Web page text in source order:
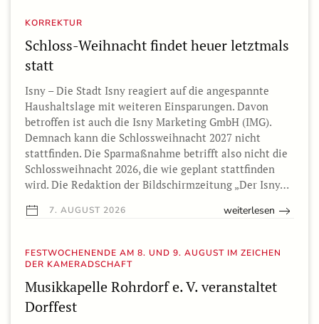
KORREKTUR
Schloss-Weihnacht findet heuer letztmals
statt
Isny – Die Stadt Isny reagiert auf die angespannte
Haushaltslage mit weiteren Einsparungen. Davon
betroffen ist auch die Isny Marketing GmbH (IMG).
Demnach kann die Schlossweihnacht 2027 nicht
stattfinden. Die Sparmaßnahme betrifft also nicht die
Schlossweihnacht 2026, die wie geplant stattfinden
wird. Die Redaktion der Bildschirmzeitung „Der Isny…
7. AUGUST 2026 weiterlesen
FESTWOCHENENDE AM 8. UND 9. AUGUST IM ZEICHEN
DER KAMERADSCHAFT
Musikkapelle Rohrdorf e. V. veranstaltet
Dorffest